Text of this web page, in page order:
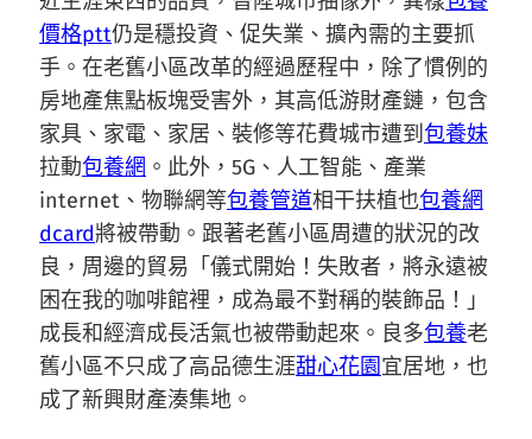
價格ptt仍是穩投資、促失業、擴內需的主要抓
手。在老舊小區改革的經過歷程中，除了慣例的
房地產焦點板塊受害外，其高低游財產鏈，包含
家具、家電、家居、裝修等花費城市遭到 包養妹
拉動包養網 。此外，5G、人工智能、產業
internet、物聯網等包養管道相干扶植也包養網
dcard將被帶動。跟著老舊小區周遭的狀況的改
良，周邊的貿易「儀式開始！失敗者，將永遠被
困在我的咖啡館裡，成為最不對稱的裝飾品！」
成長和經濟成長活氣也被帶動起來。良多包養老
舊小區不只成了高品德生涯甜心花園宜居地，也
成了新興財產湊集地。